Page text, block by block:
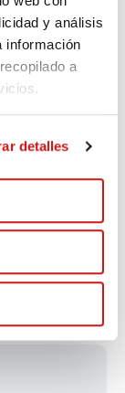
y análisis
información
a
detalles